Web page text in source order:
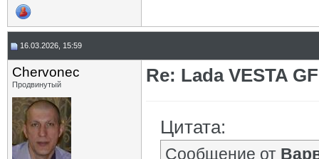
16.03.2026, 15:59
Chervonec
Продвинутый Re: Lada VESTA
Цитата:
Сообщение от